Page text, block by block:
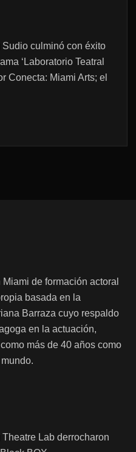
culminó con éxito
‘Laboratorio Teatral
Conecta: Miami Arts; el
de formación actoral
basada en la
Barraza cuyo respaldo
en la actuación,
más de 40 años como
Lab derrocharon